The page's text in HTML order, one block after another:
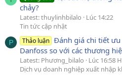
chảy?
Latest: thuylinhbilalo
Lúc 14:22
Tin tức cập nhật
P Thảo luận Đánh giá chi tiết ưu
Danfoss so với các thương
Latest: Phương_bilalo
Lúc 16:58
Dịch vụ doanh nghiệp xuất nhập